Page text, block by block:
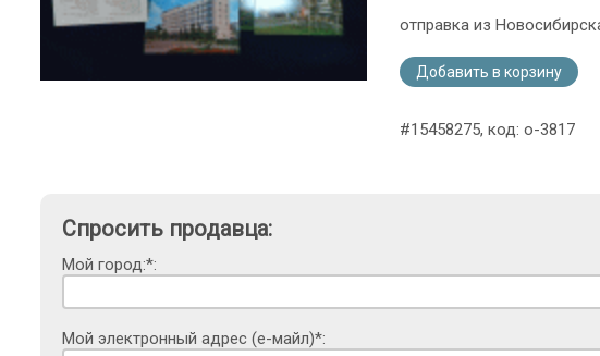
отправка из
Добавить в корзину
#15458275, код: o-3817
Спросить продавца:
Мой город:*:
Мой электронный адрес (е-майл)*: